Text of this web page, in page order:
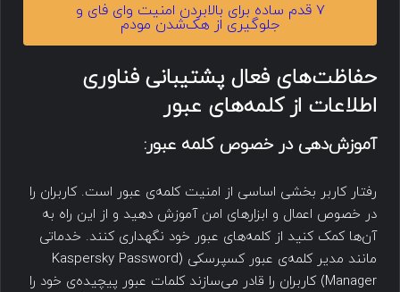
۷ قدم ساده برای بالابردن امنیت وای فای و
جلوگیری از هک‌شدن مودم
حفاظت‌های فعال پشتیبانی فناوری
اطلاعات از کلمه‌های عبور
آموزش‌دهی در خصوص کلمه عبور:
رفتار کاربر بخشی اساسی از امنیت کلمه‌ی عبور است. کاربران را
در خصوص اعمال و ابزارهای امن آموزش دهید و از این راه به
آن‌ها کمک کنید از کلمه‌های عبور خود نگهداری کنند. خدماتی
مانند مدیر کلمه‌ی عبور کسپرسکی (Kaspersky Password
Manager) کاربران را قادر می‌سازند کلمات عبور پیچیده‌ی خود را